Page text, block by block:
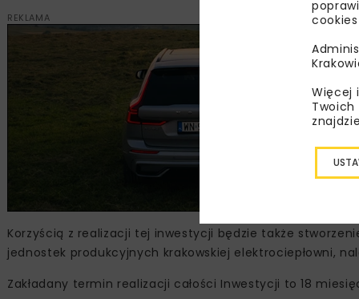
REKLAMA
Korzyścią z realizacji tej inwestycji będzie także
jednostek produkcyjnych krakowskiej elektrociepłowni,
Zakładany termin realizacji całości Inwestycji to 18
Więcej